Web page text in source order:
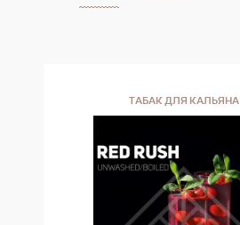
ТАБАК ДЛЯ КАЛЬЯНА